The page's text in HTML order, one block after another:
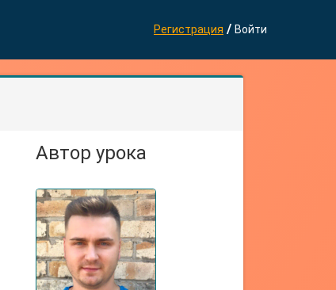
Регистрация / Войти
Автор урока